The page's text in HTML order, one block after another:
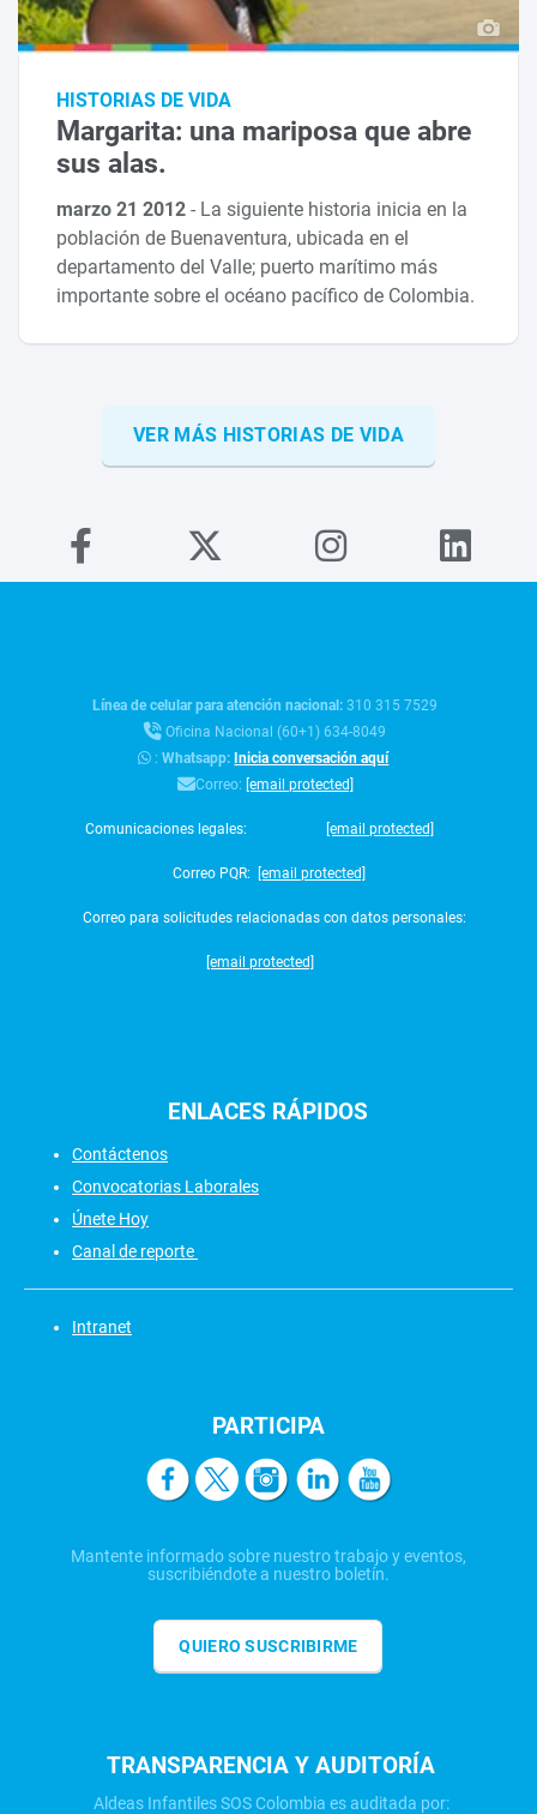
HISTORIAS DE VIDA
Margarita: una mariposa que abre
sus alas.
marzo 21 2012- La siguiente historia inicia en la
población de Buenaventura, ubicada en el
departamento del Valle; puerto marítimo más
importante sobre el océano pacífico de Colombia.
VER MÁS HISTORIAS DE VIDA
Línea de celular para atención nacional:310 315 7529
Oficina Nacional (60+1) 634-8049
:Whatsapp: Inicia conversación aquí
Correo: [email protected]
Comunicaciones legales: [email protected]
Correo PQR: [email protected]
Correo para solicitudes relacionadas con datos personales:
[email protected]
ENLACES RÁPIDOS
Contáctenos
Convocatorias Laborales
Únete Hoy
Canal de reporte
Intranet
PARTICIPA
Mantente informado sobre nuestro trabajo y eventos,
suscribiéndote a nuestro boletín.
QUIERO SUSCRIBIRME
TRANSPARENCIA Y AUDITORÍA
Aldeas Infantiles SOS Colombia es auditada por: